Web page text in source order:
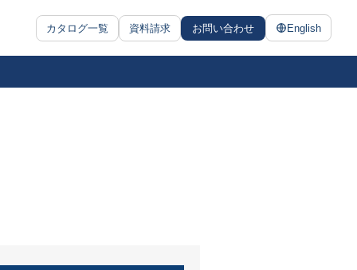
カタログ一覧 資料請求 お問い合わせ English